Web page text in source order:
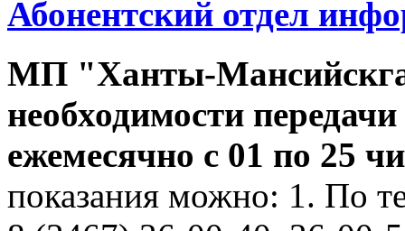
Абонентский отдел
МП "Ханты-
необходимости
ежемесячно с 01 по 25
показания можно: 1. По